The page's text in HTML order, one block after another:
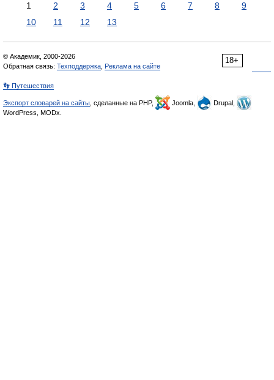
1 2 3 4 5 6 7 8
9
10
11 12 13
18+
© Академик, 2000-2026
Обратная связь: Техподдержка Реклама на сайте
👣 Путешествия
Экспорт словарей на сайты , сделанные на PHP, Joomla,
Drupal,
WordPress, MODx.